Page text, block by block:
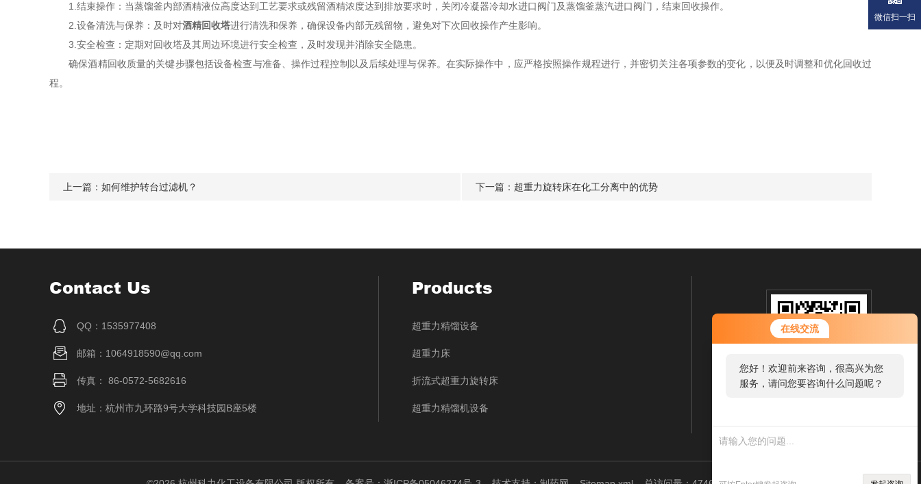
在线交流
您好！欢迎前来咨询，很高兴为您
服务，请问您要咨询什么问题呢？
1.结束操作：当蒸馏釜内部酒精液位高度达到工艺要求或残留酒精浓度达到排放要求时，关闭冷凝器冷却水进口阀门及蒸馏釜蒸汽进口阀门，结束回收操作。
2.设备清洗与保养：及时对酒精回收塔进行清洗和保养，确保设备内部无残留物，避免对下次回收操作产生影响。
3.安全检查：定期对回收塔及其周边环境进行安全检查，及时发现并消除安全隐患。
确保酒精回收质量的关键步骤包括设备检查与准备、操作过程控制以及后续处理与保养。在实际操作中，应严格按照操作规程进行，并密切关注各项参数的变化，以便及时调整和优化回收过
程。
上一篇： 如何维护转台过滤机？ 下一篇： 超重力旋转床在化工分离中的优势
Contact Us
QQ：1535977408
邮箱：1064918590@qq.com
传真： 86-0572-5682616
地址：杭州市九环路9号大学科技园B座5楼
Products
超重力精馏设备
超重力床
折流式超重力旋转床
超重力精馏机设备
微信扫一扫